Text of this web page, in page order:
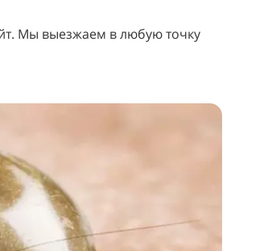
Мы выезжаем в любую точку